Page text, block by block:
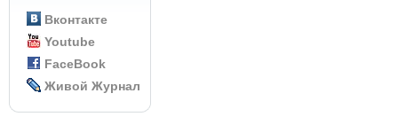
Вконтакте
Youtube
FaceBook
Живой Журнал